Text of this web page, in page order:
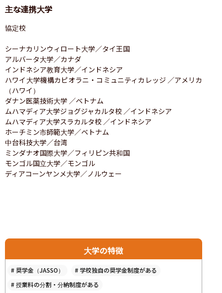
主な連携大学
協定校
シーナカリンウィロート大学／タイ王国
アルバータ大学／カナダ
インドネシア教育大学／インドネシア
ハワイ大学機構カピオラニ・コミュニティカレッジ ／アメリカ
（ハワイ）
ダナン医薬技術大学 ／ベトナム
ムハマディア大学ジョグジャカルタ校 ／インドネシア
ムハマディア大学スラカルタ校 ／インドネシア
ホーチミン市師範大学／ベトナム
中台科技大学／台湾
ミンダナオ国際大学／フィリピン共和国
モンゴル国立大学／モンゴル
ディアコーンヤンメ大学／ノルウェー
大学の特徴
# 奨学金（JASSO） # 学校独自の奨学金制度がある
#授業料の分割・分納制度がある